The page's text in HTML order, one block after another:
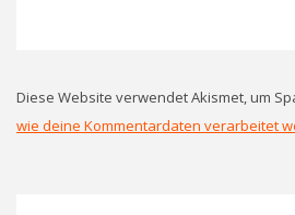
Diese Website verwendet Akismet, um
wie deine Kommentardaten verarbeitet